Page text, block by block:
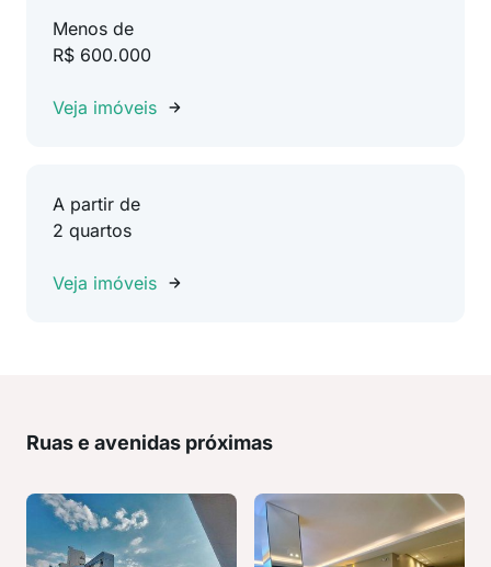
Menos de
R$ 600.000
Veja imóveis
A partir de
2 quartos
Veja imóveis
Ruas e avenidas próximas